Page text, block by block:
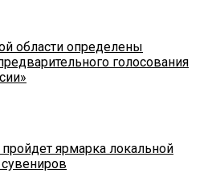
области определены
голосования
ярмарка локальной